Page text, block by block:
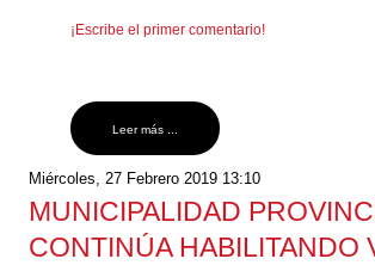
¡Escribe el primer comentario!
Leer más ...
Miércoles, 27 Febrero 2019 13:10
MUNICIPALIDAD
CONTINÚA HABILITANDO